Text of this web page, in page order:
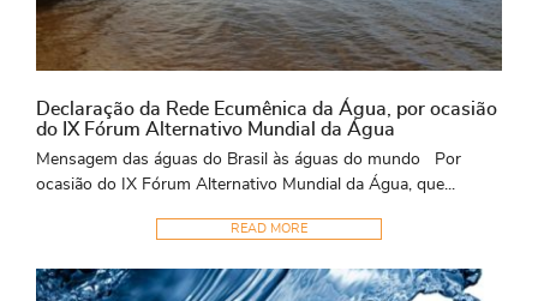
Declaração da Rede Ecumênica da Água, por ocasião
do IX Fórum Alternativo Mundial da Água
Mensagem das águas do Brasil às águas do mundo Por
ocasião do IX Fórum Alternativo Mundial da Água, que...
READ MORE